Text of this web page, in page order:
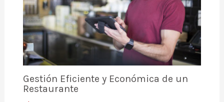
Gestión Eficiente y Económica de un
Restaurante